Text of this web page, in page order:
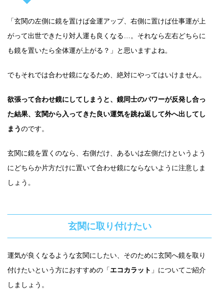
「玄関の左側に鏡を置けば金運アップ、右側に置けば仕事運が上
がって出世できたり対人運も良くなる…。それなら左右どちらに
も鏡を置いたら全体運が上がる？」と思いますよね。
でもそれでは合わせ鏡になるため、絶対にやってはいけません。
欲張って合わせ鏡にしてしまうと、鏡同士のパワーが反発し合っ
た結果、玄関から入ってきた良い運気を跳ね返して外へ出してし
まうのです。
玄関に鏡を置くのなら、右側だけ、あるいは左側だけというよう
にどちらか片方だけに置いて合わせ鏡にならないように注意しま
しょう。
玄関に取り付けたい
運気が良くなるような玄関にしたい、そのために玄関へ鏡を取り
付けたいという方におすすめの「エコカラット 」についてご紹介
しましょう。